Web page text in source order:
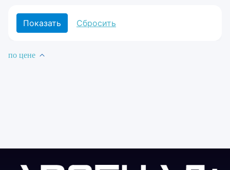
по цене